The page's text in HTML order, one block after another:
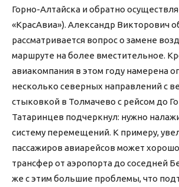
Горно-Алтайска и обратно
«КрасАвиа»). Александр Викторович
рассматривается вопрос о замене
маршруте на более вместительное.
авиакомпания в этом году намерена
несколько северных направлений с
стыковкой в Толмачево с рейсом до
Татаринцев подчеркнул: нужно
систему перемещений. К примеру,
пассажиров авиарейсов может
трансфер от аэропорта до соседней
же с этим большие проблемы, что